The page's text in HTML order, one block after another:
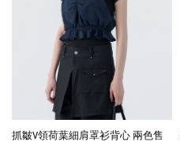
抓皺V領荷葉細肩罩衫背心 兩色售